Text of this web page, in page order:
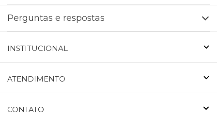
Perguntas e respostas
INSTITUCIONAL
ATENDIMENTO
CONTATO